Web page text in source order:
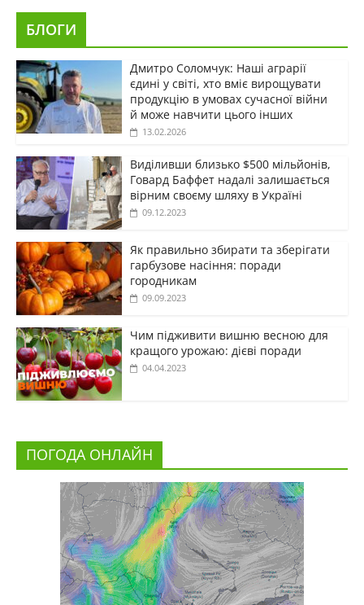
БЛОГИ
Дмитро Соломчук: Наші аграрії
єдині у світі, хто вміє вирощувати
продукцію в умовах сучасної війни
й може навчити цього інших
13.02.2026
Виділивши близько $500 мільйонів,
Говард Баффет надалі залишається
вірним своєму шляху в Україні
09.12.2023
Як правильно збирати та зберігати
гарбузове насіння: поради
городникам
09.09.2023
Чим підживити вишню весною для
кращого урожаю: дієві поради
04.04.2023
ПОГОДА ОНЛАЙН